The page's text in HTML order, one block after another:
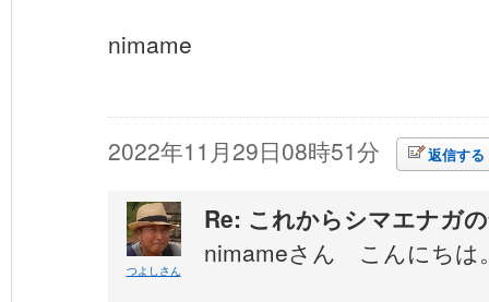
nimame
2022年11月29日08時51分 返信する
つよしさん
Re: これからシマエナガ
nimameさん こんにちは